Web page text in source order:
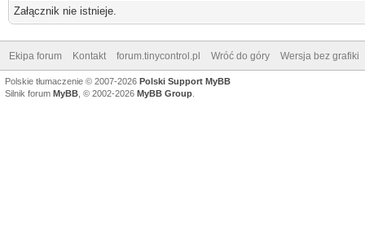
Załącznik nie istnieje.
Ekipa forum Kontakt forum.tinycontrol.pl Wróć do góry Wersja bez grafiki
Polskie tłumaczenie © 2007-2026 Polski Support MyBB
Silnik forum MyBB , © 2002-2026 MyBB Group